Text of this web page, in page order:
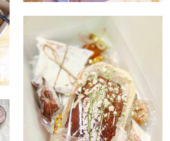
מארז חג קטן
התקשר/י